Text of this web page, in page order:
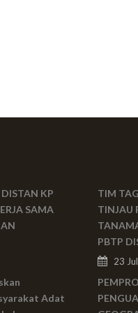
KP
SAMA
Adat
TIM
TINJAU
PBTP
23